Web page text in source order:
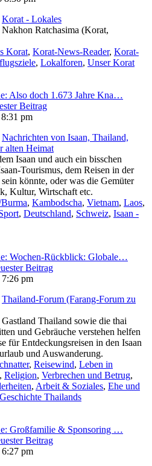
Korat - Lokales
Ratchasima (Korat,
Korat, Korat-News-Reader, Korat-
, Lokalforen, Unser Korat
Also doch 1.673 Jahre Kna…
Beitrag
pm
Nachrichten von Isaan, Thailand,
alten Heimat
Isaan und auch ein bisschen
Tourismus, dem Reisen in der
könnte, oder was die Gemüter
Kultur, Wirtschaft etc.
, Kambodscha, Vietnam, Laos,
, Deutschland, Schweiz, Isaan -
Wochen-Rückblick: Globale…
Beitrag
pm
Thailand-Forum (Farang-Forum zu
Gastland Thailand sowie die thai
und Gebräuche verstehen helfen
für Entdeckungsreisen in den Isaan
und Auswanderung.
, Reisewind, Leben in
, Religion, Verbrechen und Betrug,
, Arbeit & Soziales, Ehe und
Geschichte Thailands
Großfamilie & Sponsoring …
Beitrag
pm